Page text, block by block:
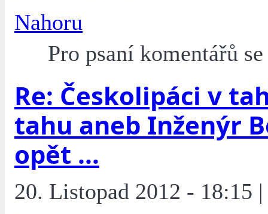
Nahoru
Pro psaní komentářů
Re: Českolipáci v
tahu aneb Inženýr
opět ...
20. Listopad 2012 - 18:15